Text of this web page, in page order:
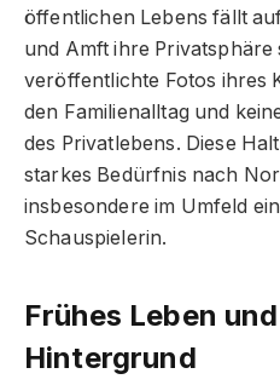
öffentlichen Lebens fällt
und Amft ihre Privatsphäre
veröffentlichte Fotos ihres
den Familienalltag und
des Privatlebens. Diese
starkes Bedürfnis nach
insbesondere im Umfeld
Schauspielerin.
Frühes Leben
Hintergrund